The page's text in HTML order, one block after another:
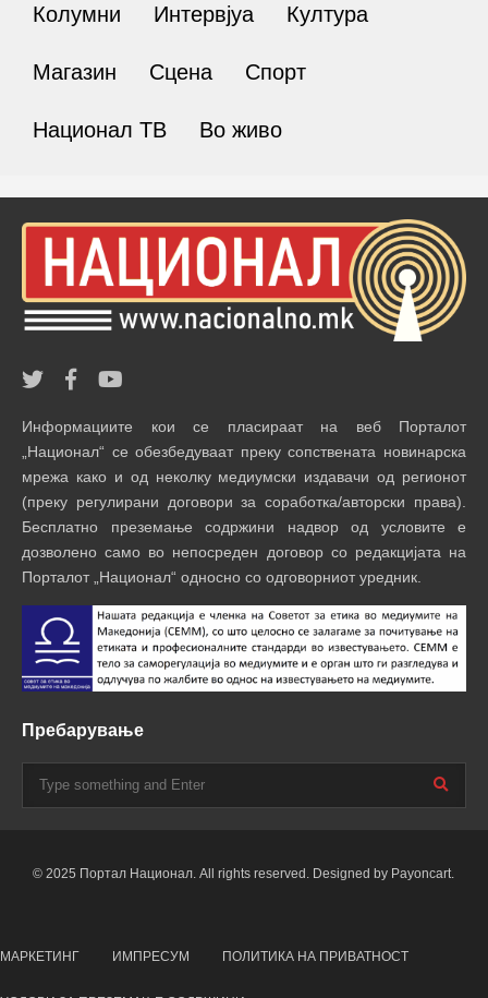
Колумни Интервјуа Култура
Магазин Сцена Спорт
Национал ТВ Во живо
Информациите кои се пласираат на веб Порталот
„Национал“ се обезбедуваат преку сопствената новинарска
мрежа како и од неколку медиумски издавачи од регионот
(преку регулирани договори за соработка/авторски права).
Бесплатно преземање содржини надвор од условите е
дозволено само во непосреден договор со редакцијата на
Порталот „Национал“ односно со одговорниот уредник.
Пребарување
© 2025 Портал Национал. All rights reserved. Designed by Payoncart.
МАРКЕТИНГ ИМПРЕСУМ ПОЛИТИКА НА ПРИВАТНОСТ